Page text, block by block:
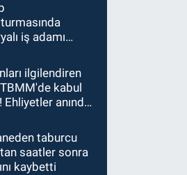
iş adamı
ilgilendiren
kabul
Ehliyetler anında
taburcu
saatler sonra
kaybetti